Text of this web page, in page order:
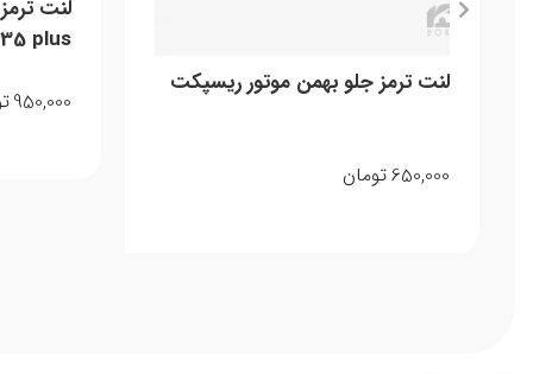
لنت ترمز جلو بهمن موتور ریسپکت
650,000تومان
plus
950,000